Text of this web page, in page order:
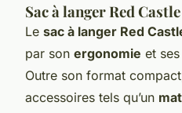
Sac à langer Red
Le sac à langer Red
par son ergonomie et
Outre son format
accessoires tels qu’un